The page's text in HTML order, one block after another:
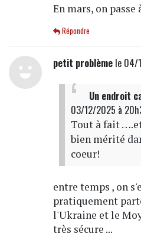
En mars, on passe
Répondre
petit problèmele 04/
Un endroit
03/12/2025 à
Tout à fait
bien mérité
coeur!
entre temps , on
pratiquement
l'Ukraine et le
très sécure ...